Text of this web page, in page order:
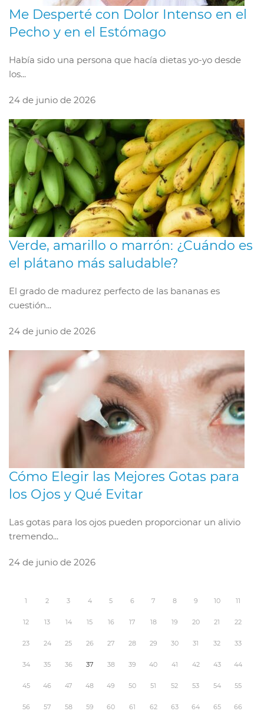
Me Desperté con Dolor Intenso en el
Pecho y en el Estómago
Había sido una persona que hacía dietas yo-yo desde
los...
24 de junio de 2026
Verde, amarillo o marrón: ¿Cuándo es
el plátano más saludable?
El grado de madurez perfecto de las bananas es
cuestión...
24 de junio de 2026
Cómo Elegir las Mejores Gotas para
los Ojos y Qué Evitar
Las gotas para los ojos pueden proporcionar un alivio
tremendo...
24 de junio de 2026
1 2 3 4 5 6 7 8 9 10 11
12 13 14 15 16 17 18 19 20 21 22
23 24 25 26 27 28 29 30 31 32 33
34 35 36 37 38 39 40 41 42 43 44
45 46 47 48 49 50 51 52 53 54 55
56 57 58 59 60 61 62 63 64 65 66